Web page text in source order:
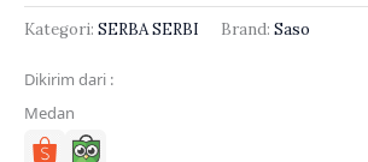
Kategori: SERBA SERBI Brand: Saso
Dikirim dari :
Medan